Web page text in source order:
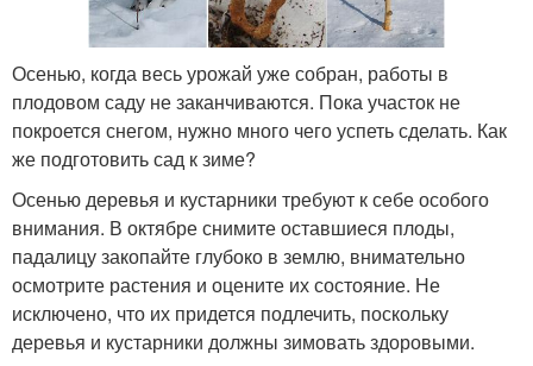
Осенью, когда весь урожай уже собран, работы в
плодовом саду не заканчиваются. Пока участок не
покроется снегом, нужно много чего успеть сделать. Как
же подготовить сад к зиме?
Осенью деревья и кустарники требуют к себе особого
внимания. В октябре снимите оставшиеся плоды,
падалицу закопайте глубоко в землю, внимательно
осмотрите растения и оцените их состояние. Не
исключено, что их придется подлечить, поскольку
деревья и кустарники должны зимовать здоровыми.